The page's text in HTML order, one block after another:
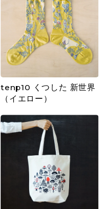
tenp10 くつした 新世界
（イエロー）